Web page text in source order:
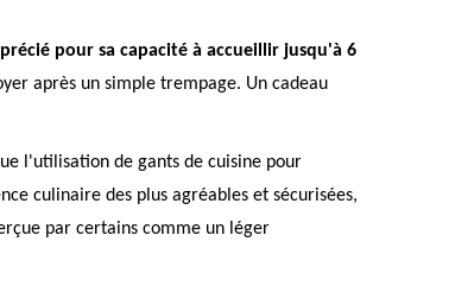
pour sa capacité à accueillir jusqu'à 6
après un simple trempage. Un cadeau
l'utilisation de gants de cuisine pour
culinaire des plus agréables et sécurisées,
par certains comme un léger